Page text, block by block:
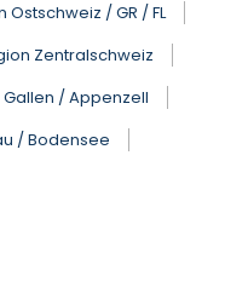
Ostschweiz / GR / FL
Zentralschweiz
Gallen / Appenzell
/ Bodensee